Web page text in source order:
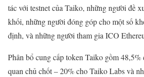
tác với testnet của Taiko, những người đề
khối, những người đóng góp cho một số
định, và những người tham gia ICO
Phân bổ cung cấp token Taiko gồm 48,5%
quan chủ chốt – 20% cho Taiko Labs và